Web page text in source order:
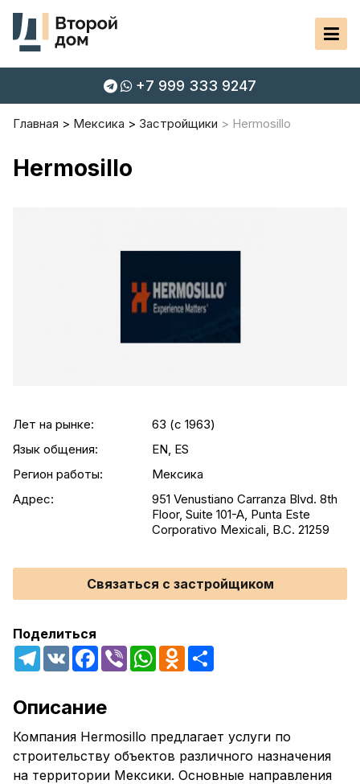
+7 999 333 9247
Главная Мексика Застройщики Hermosillo
Hermosillo
Лет на рынке:
63 (c 1963)
Язык общения:
EN, ES
Регион работы:
Мексика
Адрес:
951 Venustiano Carranza Blvd. 8th
Floor, Suite 101-A, Punta Este
Corporativo Mexicali, B.C. 21259
Связаться с застройщиком
Поделиться
Telegram
VK Facebook
Viber WhatsAppOdnoklassniki
Описание
Компания Hermosillo предлагает услуги по
строительству объектов различного назначения
на территории Мексики. Основные направления